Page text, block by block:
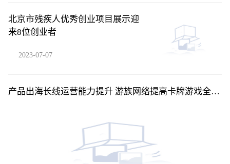
北京市残疾人优秀创业项目展示迎
来8位创业者
2023-07-07
产品出海长线运营能力提升 游族网络提高卡牌游戏全球